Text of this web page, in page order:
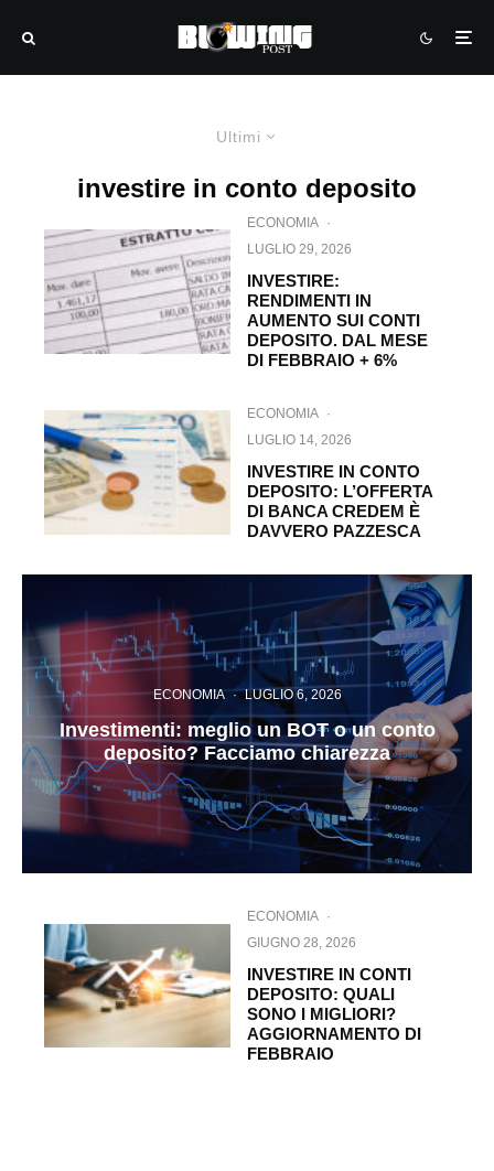
Ultimi
investire in conto deposito
ECONOMIA ·
LUGLIO 29, 2026
INVESTIRE:
RENDIMENTI IN
AUMENTO SUI CONTI
DEPOSITO. DAL MESE
DI FEBBRAIO + 6%
ECONOMIA ·
LUGLIO 14, 2026
INVESTIRE IN CONTO
DEPOSITO: L’OFFERTA
DI BANCA CREDEM È
DAVVERO PAZZESCA
ECONOMIA · LUGLIO 6, 2026
Investimenti: meglio un BOT o un conto
deposito? Facciamo chiarezza
ECONOMIA ·
GIUGNO 28, 2026
INVESTIRE IN CONTI
DEPOSITO: QUALI
SONO I MIGLIORI?
AGGIORNAMENTO DI
FEBBRAIO